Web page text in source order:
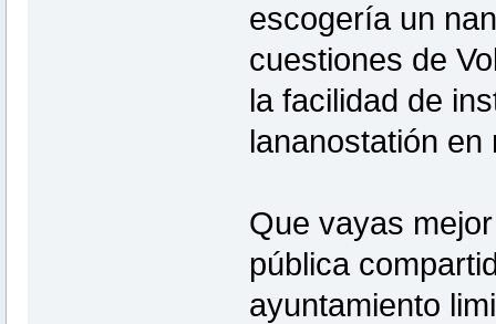
escogería un
cuestiones de
la facilidad de
lananostatión en
Que vayas
pública
ayuntamiento